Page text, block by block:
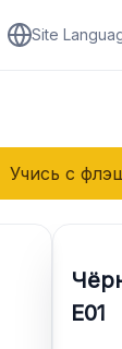
Site
Учись с
E01